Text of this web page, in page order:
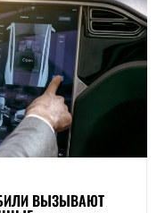
ВЫЗЫВАЮТ